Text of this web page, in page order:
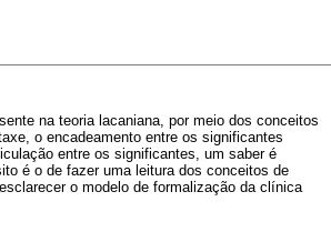
na teoria lacaniana, por meio dos conceitos
o encadeamento entre os significantes
entre os significantes, um saber é
é o de fazer uma leitura dos conceitos de
o modelo de formalização da clínica